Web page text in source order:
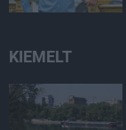
KIEMELT